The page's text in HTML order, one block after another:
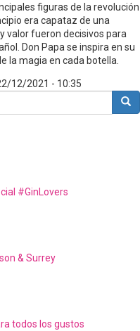
figuras de la revolución
era capataz de una
valor fueron decisivos para
Don Papa se inspira en su
la magia en cada botella.
12/2021 - 10:35
#GinLovers
& Surrey
todos los gustos